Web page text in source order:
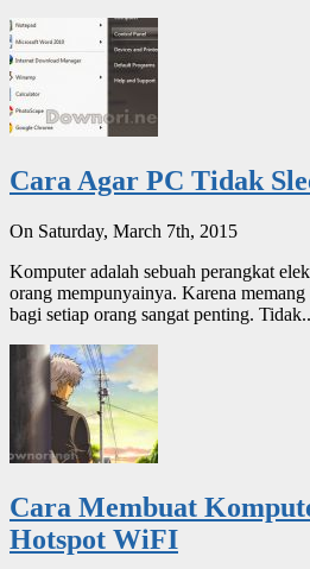
Cara Agar PC Tidak
On Saturday, March 7th, 2015
Komputer adalah sebuah perangkat
orang mempunyainya. Karena
bagi setiap orang sangat penting.
Cara Membuat
Hotspot WiFI